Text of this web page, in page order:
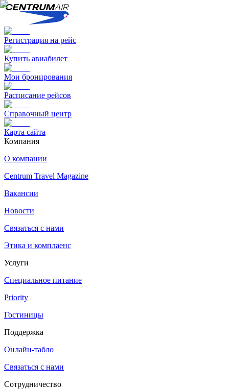
Регистрация на рейс
Купить авиабилет
Мои бронирования
Расписание рейсов
Справочный центр
Карта сайта
Компания
О компании
Centrum Travel Magazine
Вакансии
Новости
Связаться с нами
Этика и комплаенс
Услуги
Специальное питание
Priority
Гостиницы
Поддержка
Онлайн-табло
Связаться с нами
Сотрудничество